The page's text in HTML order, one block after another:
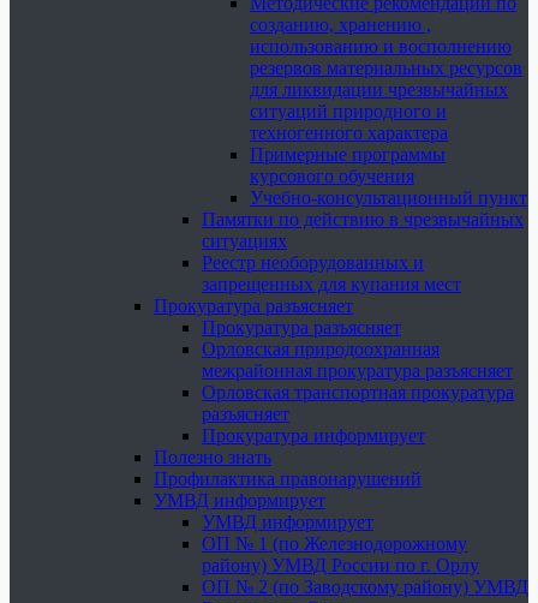
созданию, хранению ,
использованию и восполнению
резервов материальных ресурсов
для ликвидации чрезвычайных
ситуаций природного и
техногенного характера
Примерные программы
курсового обучения
Учебно-консультационный пункт
Памятки по действию в чрезвычайных
ситуациях
Реестр необорудованных и
запрещенных для купания мест
Прокуратура разъясняет
Прокуратура разъясняет
Орловская природоохранная
межрайонная прокуратура разъясняет
Орловская транспортная прокуратура
разъясняет
Прокуратура информирует
Полезно знать
Профилактика правонарушений
УМВД информирует
УМВД информирует
ОП № 1 (по Железнодорожному
району) УМВД России по г. Орлу
ОП № 2 (по Заводскому району) УМВД